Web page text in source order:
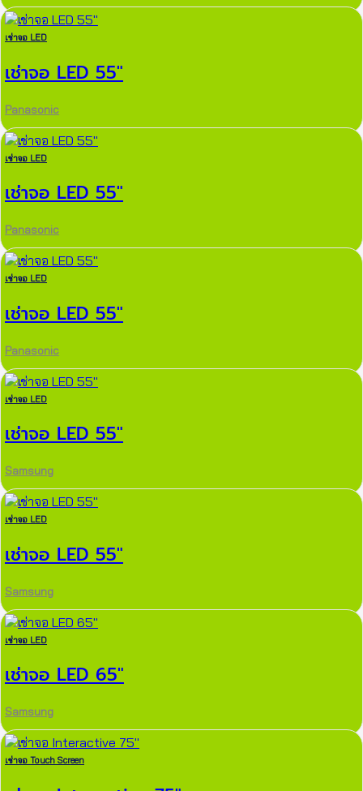
เช่าจอ LED
เช่าจอ LED 55″
Panasonic
เช่าจอ LED
เช่าจอ LED 55″
Panasonic
เช่าจอ LED
เช่าจอ LED 55″
Panasonic
เช่าจอ LED
เช่าจอ LED 55″
Samsung
เช่าจอ LED
เช่าจอ LED 55″
Samsung
เช่าจอ LED
เช่าจอ LED 65″
Samsung
เช่าจอ Touch Screen